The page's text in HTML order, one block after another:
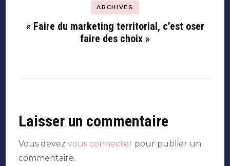
ARCHIVES
« Faire du marketing territorial, c’est oser
faire des choix »
Laisser un commentaire
Vous devezvous connecter pour publier un
commentaire.